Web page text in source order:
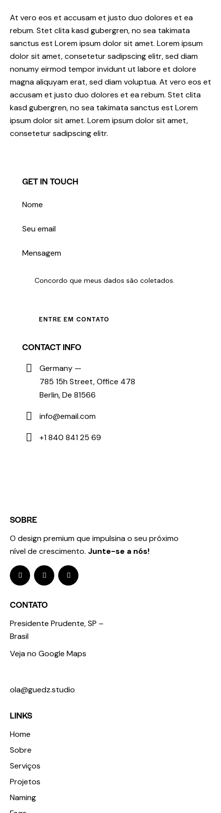
At vero eos et accusam et justo duo dolores et ea
rebum. Stet clita kasd gubergren, no sea takimata
sanctus est Lorem ipsum dolor sit amet. Lorem ipsum
dolor sit amet, consetetur sadipscing elitr, sed diam
nonumy eirmod tempor invidunt ut labore et dolore
magna aliquyam erat, sed diam voluptua. At vero eos et
accusam et justo duo dolores et ea rebum. Stet clita
kasd gubergren, no sea takimata sanctus est Lorem
ipsum dolor sit amet. Lorem ipsum dolor sit amet,
consetetur sadipscing elitr.
GET IN TOUCH
Concordo que meus dados sãocoletados.
CONTACT INFO
Germany —
785 15h Street, Office 478
Berlin, De 81566
info@email.com
+1 840 841 25 69
SOBRE
O design premium que impulsina o seu próximo
nível de crescimento. Junte-se a nós!
CONTATO
Presidente Prudente, SP –
Brasil
Veja no Google Maps
ola@guedz.studio
LINKS
Home
Sobre
Serviços
Projetos
Naming